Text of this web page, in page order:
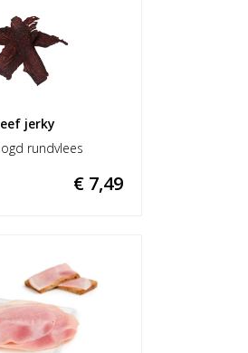
jerky
rundvlees
€ 7,49